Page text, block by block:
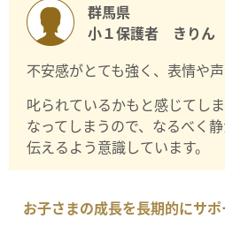
群馬県
小１保護者 きりん
不安感がとても強く、表情や声
叱られているかもと感じてし
なってしまうので、なるべく
伝えるよう意識しています。
お子さまの成長を長期的にサポ